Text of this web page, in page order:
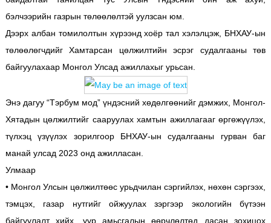
бэлчээрийн газрын төлөөлөлтэй уулзсан юм.
Дээрх албан томилолтын хүрээнд хоёр тал хэлэлцэж, БНХАУ-ын
төлөөлөгчдийг Хамтарсан цөлжилтийн эсрэг судалгааны төв
байгуулахаар Монгол Улсад ажиллахыг урьсан.
Энэ дагуу “Тэрбум мод” үндэсний хөдөлгөөнийг дэмжих, Монгол-
Хятадын цөлжилтийг сааруулах хамтын ажиллагааг өргөжүүлэх,
түлхэц үзүүлэх зорилгоор БНХАУ-ын судалгааны гурван баг
манай улсад 2023 онд ажилласан.
Улмаар
• Монгол Улсын цөлжилтөөс урьдчилан сэргийлэх, нөхөн сэргээх,
тэмцэх, газар нутгийг ойжуулах зэргээр экологийн бүтээн
байгуулалт хийх, уур амьсгалын өөрчлөлтөд дасан зохицох